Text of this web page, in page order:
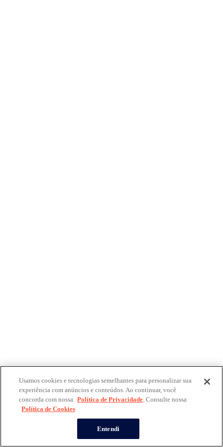
Usamos cookies e tecnologias semelhantes para personalizar sua
experiência com anúncios e conteúdos. Ao continuar, você
concorda com nossa Política de Privacidade. Consulte nossa
Política de Cookies
Entendi